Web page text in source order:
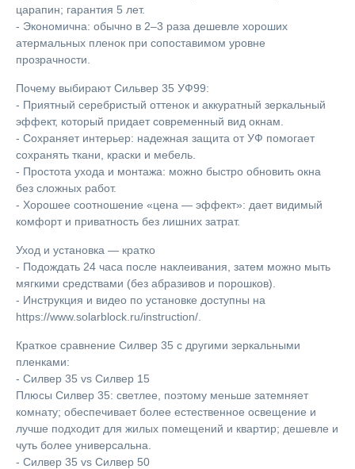
царапин; гарантия 5 лет.
- Экономична: обычно в 2–3 раза дешевле хороших
атермальных пленок при сопоставимом уровне
прозрачности.
Почему выбирают Сильвер 35 УФ99:
- Приятный серебристый оттенок и аккуратный зеркальный
эффект, который придает современный вид окнам.
- Сохраняет интерьер: надежная защита от УФ помогает
сохранять ткани, краски и мебель.
- Простота ухода и монтажа: можно быстро обновить окна
без сложных работ.
- Хорошее соотношение «цена — эффект»: дает видимый
комфорт и приватность без лишних затрат.
Уход и установка — кратко
- Подождать 24 часа после наклеивания, затем можно мыть
мягкими средствами (без абразивов и порошков).
- Инструкция и видео по установке доступны на
https://www.solarblock.ru/instruction/.
Краткое сравнение Силвер 35 с другими зеркальными
пленками:
- Силвер 35 vs Силвер 15
Плюсы Силвер 35: светлее, поэтому меньше затемняет
комнату; обеспечивает более естественное освещение и
лучше подходит для жилых помещений и квартир; дешевле и
чуть более универсальна.
- Силвер 35 vs Силвер 50